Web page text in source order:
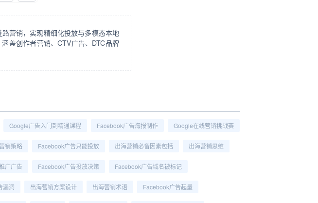
营销，实现精细化投放与多模态本地
盖创作者营销、CTV广告、DTC品牌
Google广告入门到精通课程 Facebook广告海报制作 Google在线营销挑战赛
销策略 Facebook广告只能投放 出海营销必备因素包括 出海营销思维
广广告 Facebook广告投放决策 Facebook广告域名被标记
漏洞 出海营销方案设计 出海营销术语 Facebook广告起量